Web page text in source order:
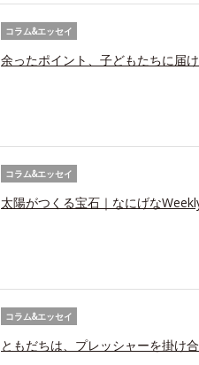
コラム&エッセイ
余ったポイント、子どもたちに届
コラム&エッセイ
太陽がつくる宝石｜なにげな
コラム&エッセイ
ともだちは、プレッシャーを掛け